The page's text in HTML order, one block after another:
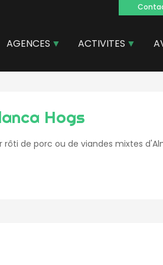
AGENCES ACTIVITES
Hogs
rôti de porc ou de viandes mixtes